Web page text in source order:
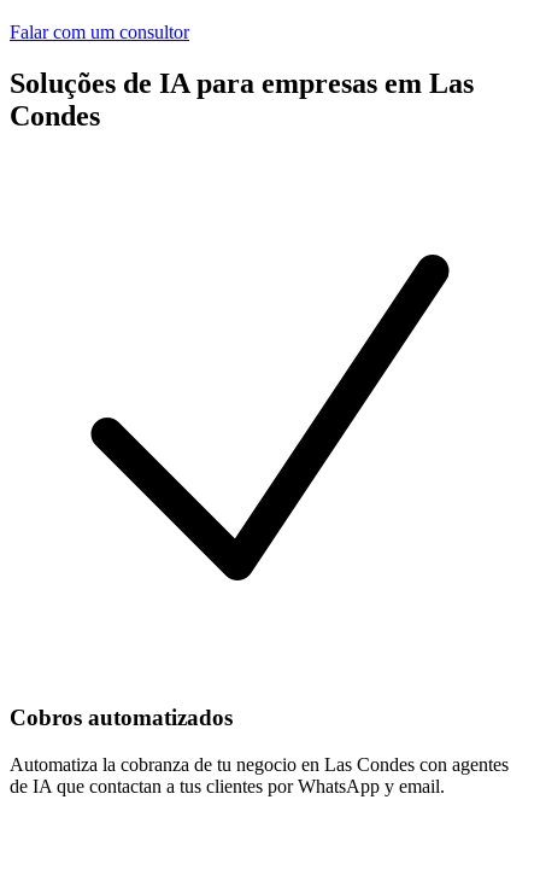
Falar com um consultor
Soluções de IA para empresas em Las
Condes
Cobros automatizados
Automatiza la cobranza de tu negocio en Las Condes con agentes
de IA que contactan a tus clientes por WhatsApp y email.